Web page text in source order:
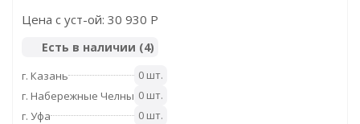
Цена с уст-ой: 30 930 P
Есть в наличии (4)
г. Казань
0 шт.
г. Набережные Челны 0 шт.
г. Уфа
0 шт.